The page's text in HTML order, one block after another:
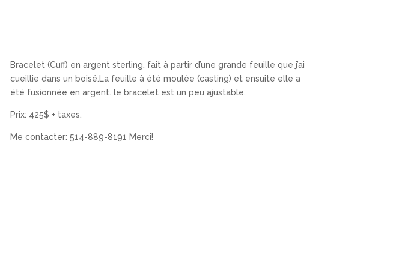
Bracelet (Cuff) en argent sterling. fait à partir d’une grande feuille que j’ai
cueillie dans un boisé.La feuille à été moulée (casting) et ensuite elle a
été fusionnée en argent. le bracelet est un peu ajustable.
Prix: 425$ + taxes.
Me contacter: 514-889-8191 Merci!